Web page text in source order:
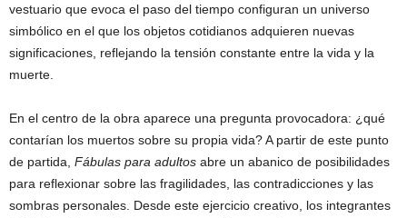
vestuario que evoca el paso del tiempo configuran un universo
simbólico en el que los objetos cotidianos adquieren nuevas
significaciones, reflejando la tensión constante entre la vida y la
muerte.
En el centro de la obra aparece una pregunta provocadora: ¿qué
contarían los muertos sobre su propia vida? A partir de este punto
de partida, Fábulas para adultos abre un abanico de posibilidades
para reflexionar sobre las fragilidades, las contradicciones y las
sombras personales. Desde este ejercicio creativo, los integrantes